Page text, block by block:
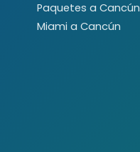
Paquetes a Cancún
Miami a Cancún